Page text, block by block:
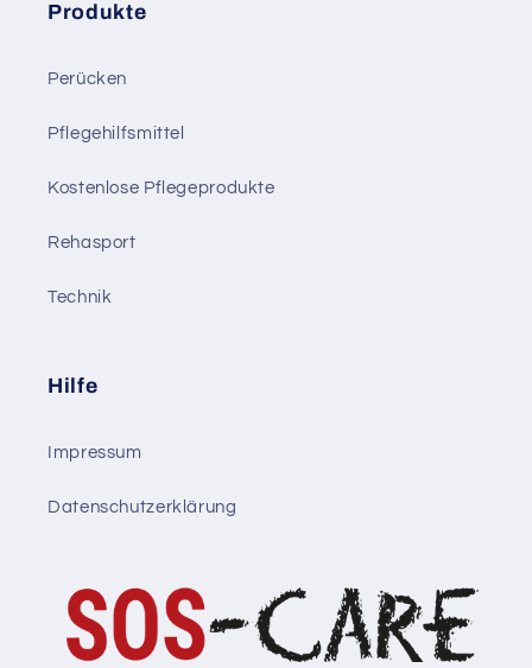
Produkte
Perücken
Pflegehilfsmittel
Kostenlose Pflegeprodukte
Rehasport
Technik
Hilfe
Impressum
Datenschutzerklärung